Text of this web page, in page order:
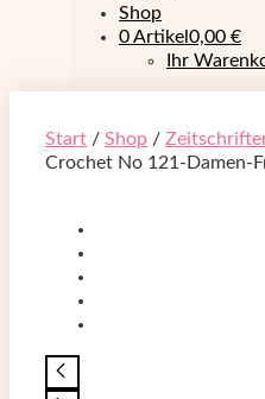
Shop
0 Artikel 0,00 €
Ihr
Start / Shop /
Crochet No 121-Damen-